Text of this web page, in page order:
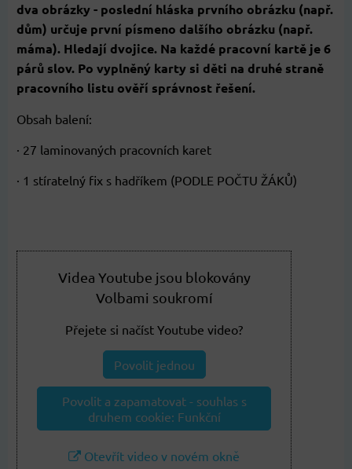
dva obrázky - poslední hláska prvního obrázku (např.
dům) určuje první písmeno dalšího obrázku (např.
máma). Hledají dvojice. Na každé pracovní kartě je 6
párů slov. Po vyplněný karty si děti na druhé straně
pracovního listu ověří správnost řešení.
Obsah balení:
· 27 laminovaných pracovních karet
· 1 stíratelný fix s hadříkem (PODLE POČTU ŽÁKŮ)
Videa Youtube jsou blokovány
Volbami soukromí
Přejete si načíst Youtube video?
Povolit jednou
Povolit a zapamatovat - souhlas s
druhem cookie: Funkční
Otevřít video v novém okně